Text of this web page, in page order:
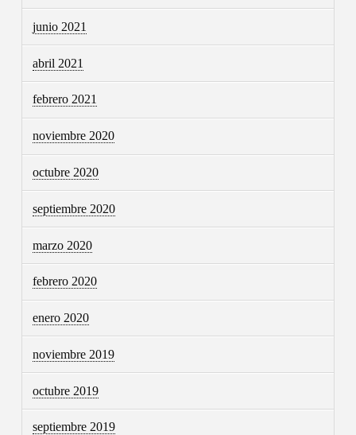
junio 2021
abril 2021
febrero 2021
noviembre 2020
octubre 2020
septiembre 2020
marzo 2020
febrero 2020
enero 2020
noviembre 2019
octubre 2019
septiembre 2019